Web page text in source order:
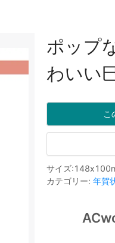
ポップ
わいい
こ
サイズ:148x100
カテゴリー: 年賀